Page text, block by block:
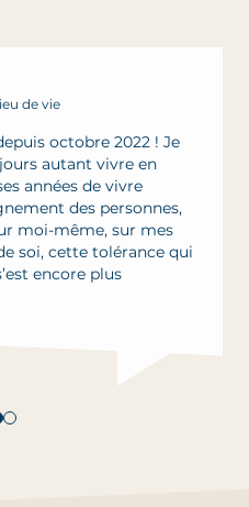
de vie
octobre 2022 ! Je
autant vivre en
années de vivre
des personnes,
moi-même, sur mes
soi, cette tolérance qui
encore plus